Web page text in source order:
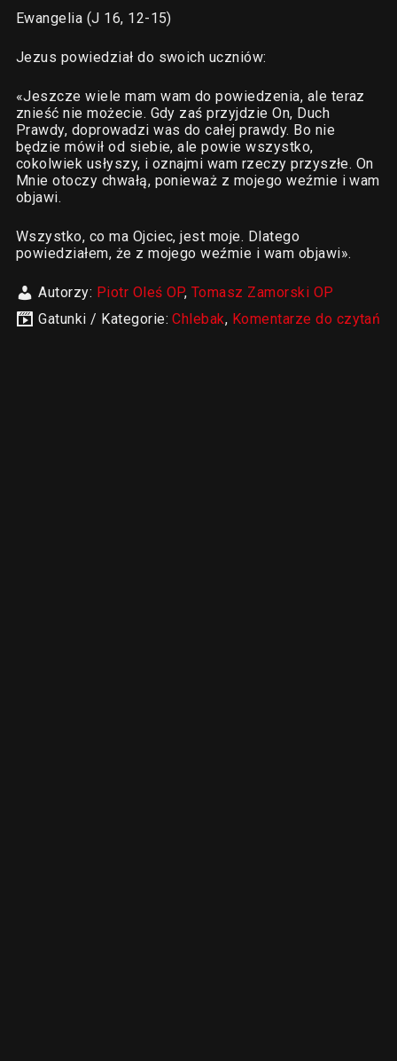
Ewangelia (J 16, 12-15)
Jezus powiedział do swoich uczniów:
«Jeszcze wiele mam wam do powiedzenia, ale teraz
znieść nie możecie. Gdy zaś przyjdzie On, Duch
Prawdy, doprowadzi was do całej prawdy. Bo nie
będzie mówił od siebie, ale powie wszystko,
cokolwiek usłyszy, i oznajmi wam rzeczy przyszłe. On
Mnie otoczy chwałą, ponieważ z mojego weźmie i wam
objawi.
Wszystko, co ma Ojciec, jest moje. Dlatego
powiedziałem, że z mojego weźmie i wam objawi».
Autorzy: Piotr Oleś OP, Tomasz Zamorski OP
Gatunki / Kategorie:Chlebak, Komentarze do czytań